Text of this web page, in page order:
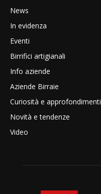
News
In evidenza
Eventi
Birrifici artigianali
Info aziende
Aziende Birraie
Curiosità e approfondimenti
Novità e tendenze
Video